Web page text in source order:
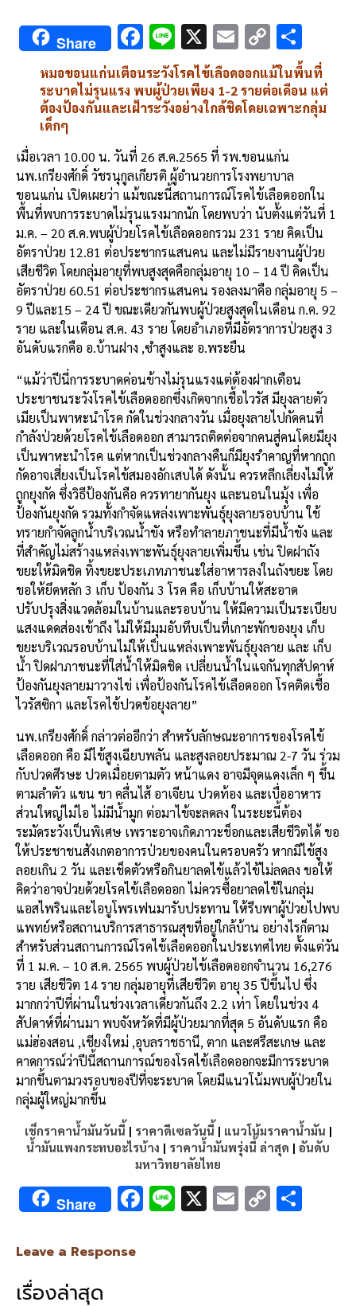
Share F
ac
e
b
o
k
Li
n
e
X E
m
ai
l
C
o
py
Li
k
h
ar
e
หมอขอนแก่นเตือนระวังโรคไข้เลือดออกแม้ในพื้นที่
ระบาดไม่รุนแรง พบผู้ป่วยเพียง 1-2 รายต่อเดือน แต่
ต้องป้องกันและเฝ้าระวังอย่างใกล้ชิดโดยเฉพาะกลุ่ม
เด็กๆ
เมื่อเวลา 10.00 น. วันที่ 26 ส.ค.2565 ที่ รพ.ขอนแก่น
นพ.เกรียงศักดิ์ วัชรนุกูลเกียรติ ผู้อำนวยการโรงพยาบาล
ขอนแก่น เปิดเผยว่า แม้ขณะนี้สถานการณ์โรคไข้เลือดออกใน
พื้นที่พบการระบาดไม่รุนแรงมากนัก โดยพบว่า นับตั้งแต่วันที่ 1
ม.ค. – 20 ส.ค.พบผู้ป่วยโรคไข้เลือดออกรวม 231 ราย คิดเป็น
อัตราป่วย 12.81 ต่อประชากรแสนคน และไม่มีรายงานผู้ป่วย
เสียชีวิต โดยกลุ่มอายุที่พบสูงสุดคือกลุ่มอายุ 10 – 14 ปี คิดเป็น
อัตราป่วย 60.51 ต่อประชากรแสนคน รองลงมาคือ กลุ่มอายุ 5 –
9 ปีและ15 – 24 ปี ขณะเดียวกันพบผู้ป่วยสูงสุดในเดือน ก.ค. 92
ราย และในเดือน ส.ค. 43 ราย โดยอำเภอที่มีอัตราการป่วยสูง 3
อันดับแรกคือ อ.บ้านฝาง ,ซำสูงและ อ.พระยืน
“แม้ว่าปีนี่การระบาดค่อนข้างไม่รุนแรงแต่ต้องฝากเตือน
ประชาชนระวังโรคไข้เลือดออกซึ่งเกิดจากเชื้อไวรัส มียุงลายตัว
เมียเป็นพาหะนำโรค กัดในช่วงกลางวัน เมื่อยุงลายไปกัดคนที่
กำลังป่วยด้วยโรคไข้เลือดออก สามารถติดต่อจากคนสู่คนโดยมียุง
เป็นพาหะนำโรค แต่หากเป็นช่วงกลางคืนก็มียุงรำคาญที่หากถูก
กัดอาจเสี่ยงเป็นโรคไข้สมองอักเสบได้ ดังนั้น ควรหลีกเลี่ยงไม่ให้
ถูกยุงกัด ซึ่งวิธีป้องกันคือ ควรทายากันยุง และนอนในมุ้ง เพื่อ
ป้องกันยุงกัด รวมทั้งกำจัดแหล่งเพาะพันธุ์ยุงลายรอบบ้าน ใช้
ทรายกำจัดลูกน้ำบริเวณน้ำขัง หรือทำลายภาชนะที่มีน้ำขัง และ
ที่สำคัญไม่สร้างแหล่งเพาะพันธุ์ยุงลายเพิ่มขึ้น เช่น ปิดฝาถัง
ขยะให้มิดชิด ทิ้งขยะประเภทภาชนะใส่อาหารลงในถังขยะ โดย
ขอให้ยึดหลัก 3 เก็บ ป้องกัน 3 โรค คือ เก็บบ้านให้สะอาด
ปรับปรุงสิ่งแวดล้อมในบ้านและรอบบ้าน ให้มีความเป็นระเบียบ
แสงแดดส่องเข้าถึง ไม่ให้มีมุมอับทึบเป็นที่เกาะพักของยุง เก็บ
ขยะบริเวณรอบบ้านไม่ให้เป็นแหล่งเพาะพันธุ์ยุงลาย และ เก็บ
น้ำ ปิดฝาภาชนะที่ใส่น้ำให้มิดชิด เปลี่ยนน้ำในแจกันทุกสัปดาห์
ป้องกันยุงลายมาวางไข่ เพื่อป้องกันโรคไข้เลือดออก โรคติดเชื้อ
ไวรัสซิกา และโรคไข้ปวดข้อยุงลาย”
นพ.เกรียงศักดิ์ กล่าวต่ออีกว่า สำหรับลักษณะอาการของโรคไข้
เลือดออก คือ มีไข้สูงเฉียบพลัน และสูงลอยประมาณ 2-7 วัน ร่วม
กับปวดศีรษะ ปวดเมื่อยตามตัว หน้าแดง อาจมีจุดแดงเล็ก ๆ ขึ้น
ตามลำตัว แขน ขา คลื่นไส้ อาเจียน ปวดท้อง และเบื่ออาหาร
ส่วนใหญ่ไม่ไอ ไม่มีน้ำมูก ต่อมาไข้จะลดลง ในระยะนี้ต้อง
ระมัดระวังเป็นพิเศษ เพราะอาจเกิดภาวะช็อกและเสียชีวิตได้ ขอ
ให้ประชาชนสังเกตอาการป่วยของคนในครอบครัว หากมีไข้สูง
ลอยเกิน 2 วัน และเช็ดตัวหรือกินยาลดไข้แล้วไข้ไม่ลดลง ขอให้
คิดว่าอาจป่วยด้วยโรคไข้เลือดออก ไม่ควรซื้อยาลดไข้ในกลุ่ม
แอสไพรินและไอบูโพรเฟนมารับประทาน ให้รีบพาผู้ป่วยไปพบ
แพทย์หรือสถานบริการสาธารณสุขที่อยู่ใกล้บ้าน อย่างไรก็ตาม
สำหรับส่วนสถานการณ์โรคไข้เลือดออกในประเทศไทย ตั้งแต่วัน
ที่ 1 ม.ค. – 10 ส.ค. 2565 พบผู้ป่วยไข้เลือดออกจำนวน 16,276
ราย เสียชีวิต 14 ราย กลุ่มอายุที่เสียชีวิต อายุ 35 ปีขึ้นไป ซึ่ง
มากกว่าปีที่ผ่านในช่วงเวลาเดียวกันถึง 2.2 เท่า โดยในช่วง 4
สัปดาห์ที่ผ่านมา พบจังหวัดที่มีผู้ป่วยมากที่สุด 5 อันดับแรก คือ
แม่ฮ่องสอน ,เชียงใหม่ ,อุบลราชธานี, ตาก และศรีสะเกษ และ
คาดการณ์ว่าปีนี้สถานการณ์ของโรคไข้เลือดออกจะมีการระบาด
มากขึ้นตามวงรอบของปีที่จะระบาด โดยมีแนวโน้มพบผู้ป่วยใน
กลุ่มผู้ใหญ่มากขึ้น
เช็กราคาน้ำมันวันนี้ | ราคาดีเซลวันนี้ | แนวโน้มราคาน้ำมัน |
น้ำมันแพงกระทบอะไรบ้าง | ราคาน้ำมันพรุ่งนี้ ล่าสุด | อันดับ
มหาวิทยาลัยไทย
Share F Li X E C
Leave a Response
เรื่องล่าสุด